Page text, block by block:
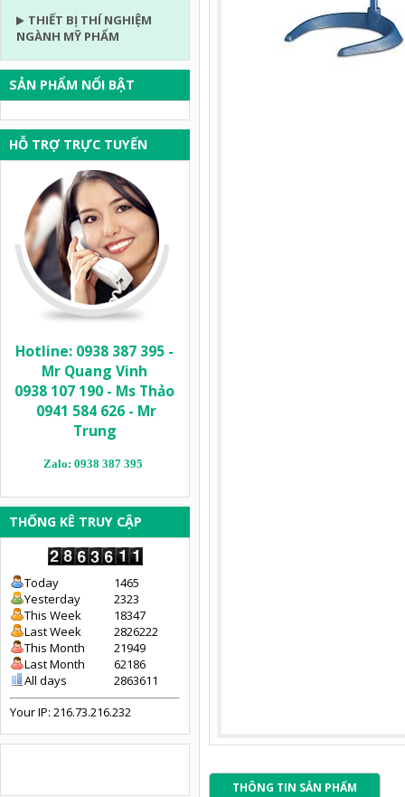
THIẾT BỊ THÍ NGHIỆM
NGÀNH MỸ PHẨM
SẢN PHẨM NỔI BẬT
HỖ TRỢ TRỰC TUYẾN
Hotline: 0938 387 395 -
Mr Quang Vinh
0938 107 190 - Ms Thảo
0941 584 626 - Mr
Trung
Zalo: 0938 387 395
THỐNG KÊ TRUY CẬP
Today
1465
Yesterday
2323
This Week
18347
Last Week
2826222
This Month
21949
Last Month
62186
All days
2863611
Your IP: 216.73.216.232
THÔNG TIN SẢN PHẨM